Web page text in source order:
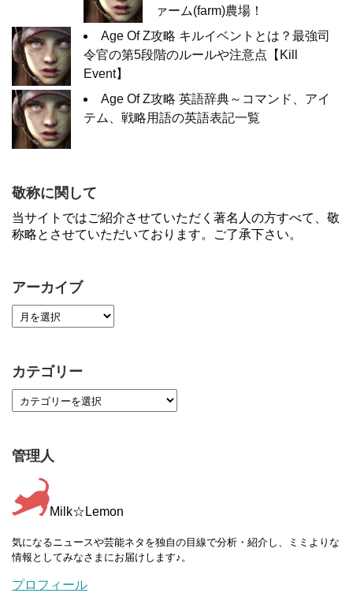
ァーム(farm)農場！
Age Of Z攻略 キルイベントとは？最強司
令官の第5段階のルールや注意点【Kill
Event】
Age Of Z攻略 英語辞典～コマンド、アイ
テム、戦略用語の英語表記一覧
敬称に関して
当サイトではご紹介させていただく著名人の方すべて、敬
称略とさせていただいております。ご了承下さい。
アーカイブ
カテゴリー
管理人
Milk☆Lemon
気になるニュースや芸能ネタを独自の目線で分析・紹介し、ミミよりな
情報としてみなさまにお届けします♪。
プロフィール